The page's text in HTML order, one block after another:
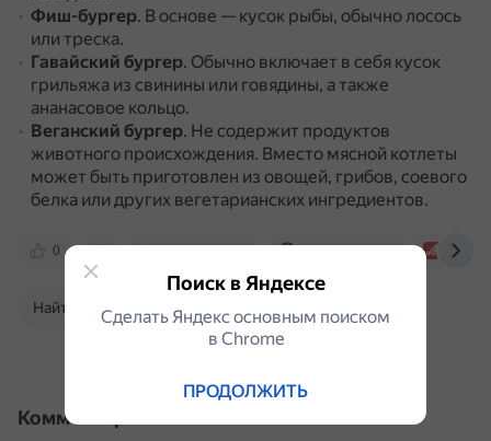
Фиш-бургер. В основе — кусок рыбы, обычно лосось
или треска.
Гавайский бургер. Обычно включает в себя кусок
грильяжа из свинины или говядины, а также
ананасовое кольцо.
Веганский бургер. Не содержит продуктов
животного происхождения. Вместо мясной котлеты
может быть приготовлен из овощей, грибов, соевого
белка или других вегетарианских ингредиентов.
0 aif.ru
Найти в Поиске
Комментарии
Поиск в Яндексе
Сделать Яндекс основным поиском
в Сhrome
ПРОДОЛЖИТЬ